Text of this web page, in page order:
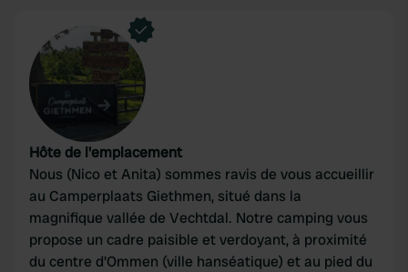
Hôte de l'emplacement
Nous (Nico et Anita) sommes ravis de vous accueillir
au Camperplaats Giethmen, situé dans la
magnifique vallée de Vechtdal. Notre camping vous
propose un cadre paisible et verdoyant, à proximité
du centre d'Ommen (ville hanséatique) et au pied du